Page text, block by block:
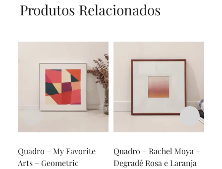
Produtos Relacionados
Quadro – My Favorite
Arts – Geometric
Quadro – Rachel Moya –
Degradê Rosa e Laranja